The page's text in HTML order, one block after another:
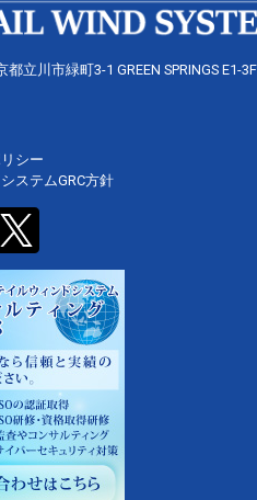
立川市緑町3-1 GREEN SPRINGS E1-3F
シー
ステムGRC方針